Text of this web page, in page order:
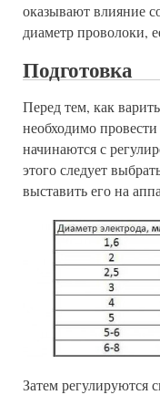
оказывают влияние
диаметр проволоки,
Подготовка
Перед тем, как
необходимо
начинаются с
этого следует
выставить его на
Затем регулируются